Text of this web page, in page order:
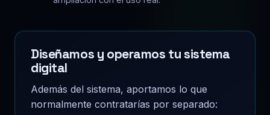
Diseñamos y operamos tu sistema
digital
Además del sistema, aportamos lo que
normalmente contratarías por separado: